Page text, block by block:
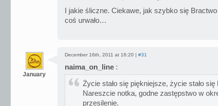
I jakie śliczne. Ciekawe, jak szybko się
coś urwało…
January
December 16th, 2011 at 16:20 | #31
naima_on_line :
Życie stało się piękniejsze, życie stało się
Nareszcie notka, godne zastępstwo w
przesilenie.